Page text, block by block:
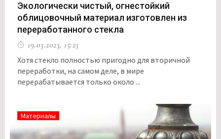
Экологически чистый, огнестойкий
облицовочный материал изготовлен из
переработанного стекла
19.03.2023, 15:23
Хотя стекло полностью пригодно для вторичной
переработки, на самом деле, в мире
перерабатывается только около ...
Материалы